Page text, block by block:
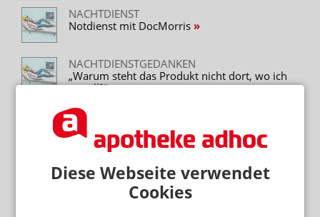
Diese Webseite verwendet
Cookies
NACHTDIENST
Notdienst mit DocMorris
NACHTDIENSTGEDANKEN
„Warum steht das Produkt nicht dort, wo ich
es will?“
Mehr zum Thema
RETTUNGSDIENST STATT ANTIHISTAMINIKA
Notdienst-Apotheker rettet Nussallergiker